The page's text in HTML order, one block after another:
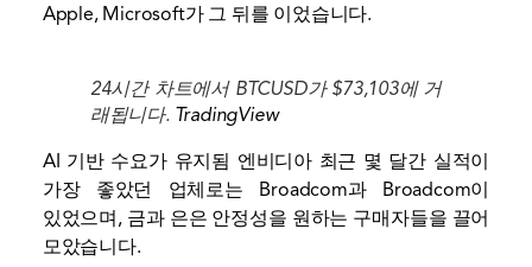
Apple, Microsoft가 그 뒤를 이었습니다.
24시간 차트에서 BTCUSD가 $73,103에 거
래됩니다. TradingView
AI 기반 수요가 유지됨 엔비디아최근 몇 달간 실적이
가장 좋았던 업체로는 Broadcom과 Broadcom이
있었으며, 금과 은은 안정성을 원하는 구매자들을 끌어
모았습니다.